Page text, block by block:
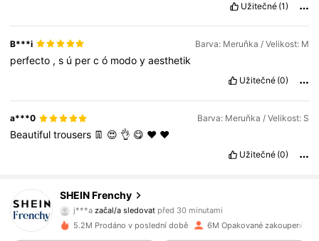
Užitečné (1)
B***i Barva: Meruňka / Velikost: M
perfecto ,s ú percó modoyaesthetik
Užitečné (0)
a***0 Barva: Meruňka / Velikost: S
Beautifultrousers 👖 😍 👌 😋 ❤️ ♥️
Užitečné (0)
SHEIN Frenchy
t***7 prochází
4.83
876K Sledující
5.2M Prodáno v poslední době 6M Opakované zakoupení